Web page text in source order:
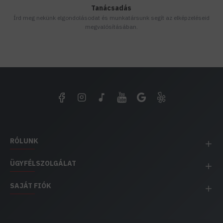
Tanácsadás
Írd meg nekünk elgondolásodat és munkatársunk segít az elképzeléseid
megvalósításában.
RÓLUNK
ÜGYFÉLSZOLGÁLAT
SAJÁT FIÓK